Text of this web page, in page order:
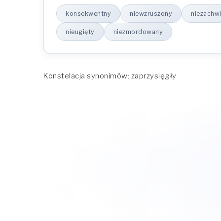
konsekwentny niewzruszony
nieugięty niezmordowany
Konstelacja synonimów: zaprzysięgły